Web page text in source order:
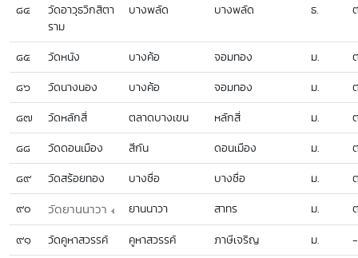
๘๔
วัดอาวุธวิกสิตา
ราม
บางพลัด บางพลัด ธ.
๘๕ วัดหนัง บางค้อ จอมทอง ม.
๘๖
วัดนางนอง บางค้อ จอมทอง ม.
๘๗
วัดหลักสี่ ตลาดบางเขน หลักสี่ ม.
๘๘
วัดดอนเมือง สีกัน ดอนเมือง ม.
๘๙
วัดสร้อยทอง บางซื่อ บางซื่อ ม.
๙๐
วัดยานนาวา ยานนาวา สาทร ม.
๙๑
วัดคูหาสวรรค์ คูหาสวรรค์ ภาษีเจริญ ม.
-